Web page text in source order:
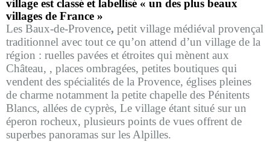
village est classé et labellisé « un des plus beaux
villages de France »
Les Baux-de-Provence, petit village médiéval provençal
traditionnel avec tout ce qu’on attend d’un village de la
région : ruelles pavées et étroites qui mènent aux
Château, , places ombragées, petites boutiques qui
vendent des spécialités de la Provence, églises pleines
de charme notamment la petite chapelle des Pénitents
Blancs, allées de cyprès, Le village étant situé sur un
éperon rocheux, plusieurs points de vues offrent de
superbes panoramas sur les Alpilles.